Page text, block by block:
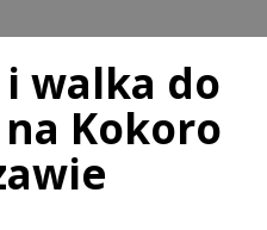
walka do
na Kokoro